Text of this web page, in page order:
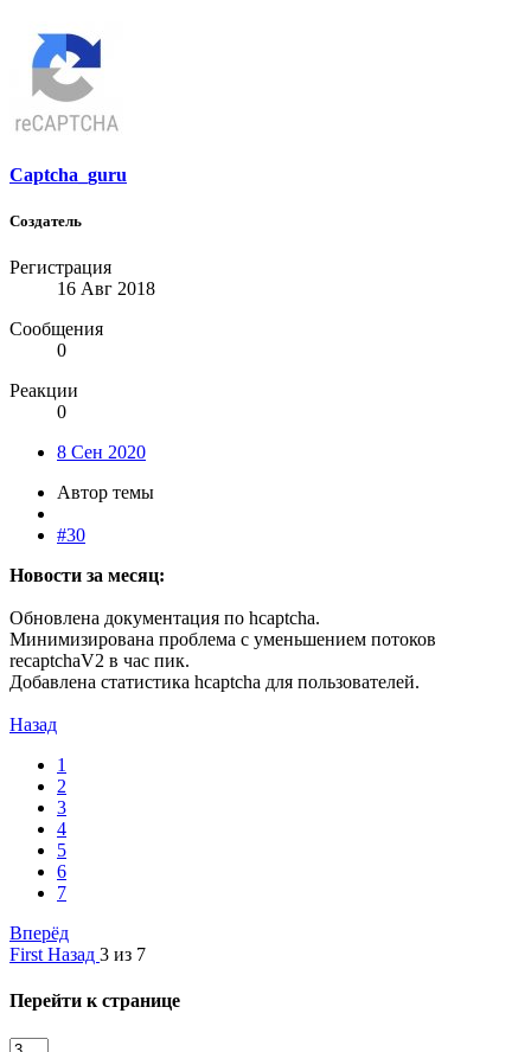
Captcha_guru
Создатель
Регистрация
16 Авг 2018
Сообщения
0
Реакции
0
8 Сен 2020
Автор темы
#30
Новости за месяц:
Обновлена документация по hcaptcha.
Минимизирована проблема c уменьшением потоков
recaptchaV2 в час пик.
Добавлена статистика hcaptcha для пользователей.
Назад
1
2
3
4
5
6
7
Вперёд
First Назад 3 из 7
Перейти к странице